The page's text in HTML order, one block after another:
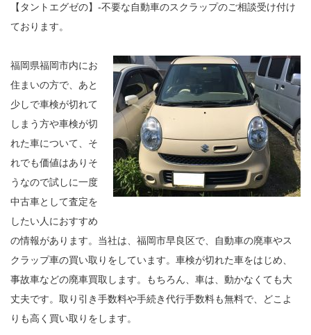
【タントエグゼの】-不要な自動車のスクラップのご相談受け付け
ております。
福岡県福岡市内にお
住まいの方で、あと
少しで車検が切れて
しまう方や車検が切
れた車について、そ
れでも価値はありそ
うなので試しに一度
中古車として査定を
したい人におすすめ
の情報があります。当社は、福岡市早良区で、自動車の廃車やス
クラップ車の買い取りをしています。車検が切れた車をはじめ、
事故車などの廃車買取します。もちろん、車は、動かなくても大
丈夫です。取り引き手数料や手続き代行手数料も無料で、どこよ
りも高く買い取りをします。